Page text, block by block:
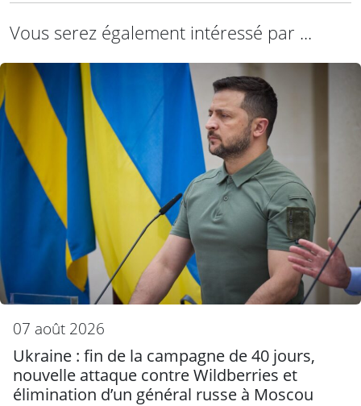
Vous serez également intéressé par ...
07 août 2026
Ukraine : fin de la campagne de 40 jours,
nouvelle attaque contre Wildberries et
élimination d’un général russe à Moscou